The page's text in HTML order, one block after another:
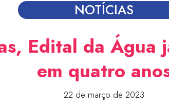
NOTÍCIAS
Edital da Água
em quatro
22 de março de 2023